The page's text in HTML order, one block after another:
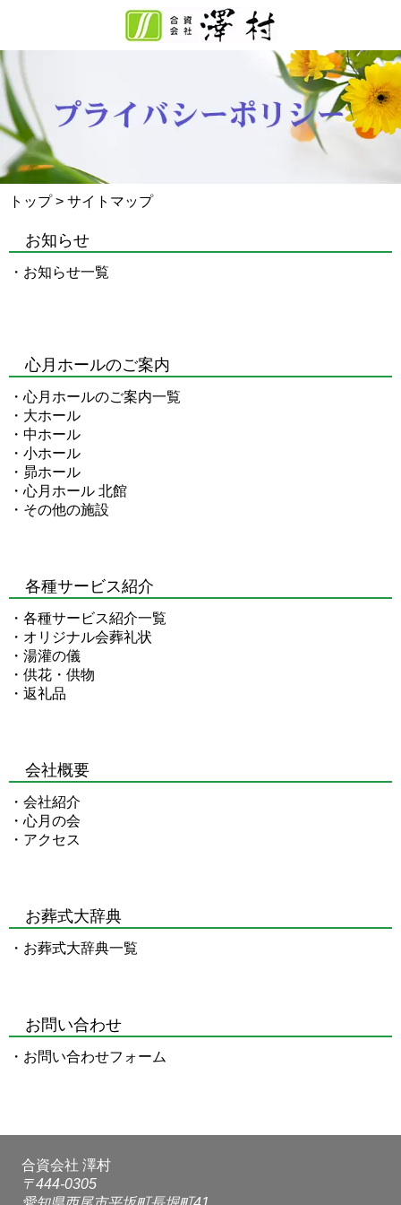
トップ> サイトマップ
お知らせ
・ お知らせ一覧
心月ホールのご案内
・ 心月ホールのご案内一覧
・ 大ホール
・ 中ホール
・ 小ホール
・ 昴ホール
・ 心月ホール 北館
・ その他の施設
各種サービス紹介
・ 各種サービス紹介一覧
・ オリジナル会葬礼状
・ 湯灌の儀
・ 供花・供物
・ 返礼品
会社概要
・ 会社紹介
・ 心月の会
・ アクセス
お葬式大辞典
・ お葬式大辞典一覧
お問い合わせ
・ お問い合わせフォーム
合資会社 澤村
〒444-0305